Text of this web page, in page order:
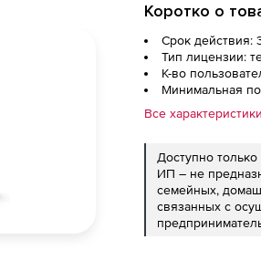
Коротко о
Срок действия:
Тип лицензии:
К-во
Минимальная
Все характеристики
Доступно
ИП – не
семейных,
связанных с